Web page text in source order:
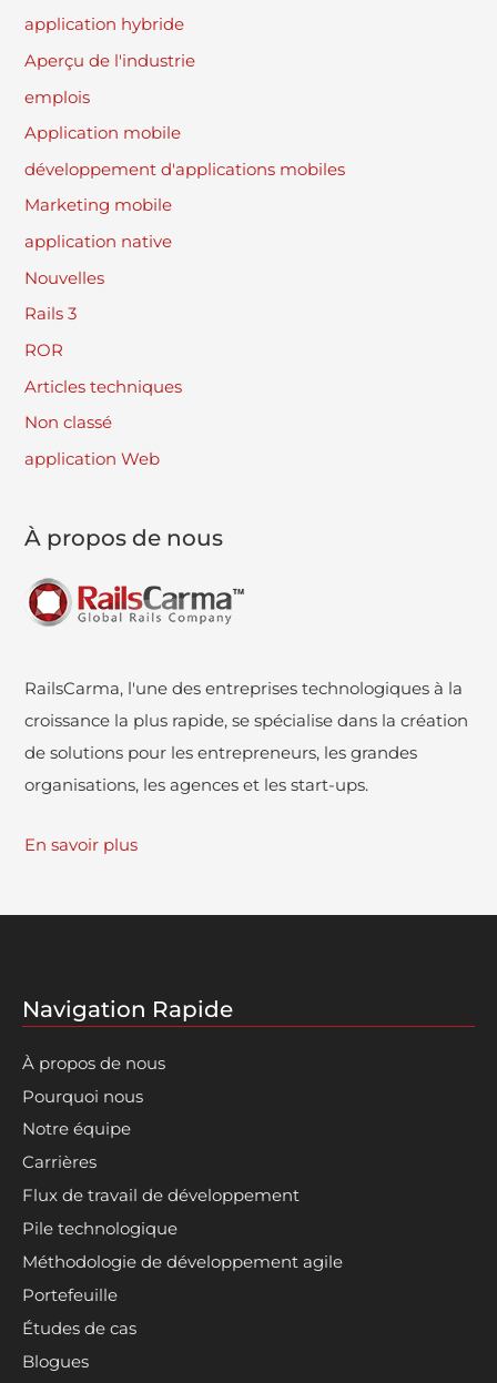
application hybride
Aperçu de l'industrie
emplois
Application mobile
développement d'applications mobiles
Marketing mobile
application native
Nouvelles
Rails 3
ROR
Articles techniques
Non classé
application Web
À propos de nous
RailsCarma, l'une des entreprises technologiques à la
croissance la plus rapide, se spécialise dans la création
de solutions pour les entrepreneurs, les grandes
organisations, les agences et les start-ups.
En savoir plus
Navigation Rapide
À propos de nous
Pourquoi nous
Notre équipe
Carrières
Flux de travail de développement
Pile technologique
Méthodologie de développement agile
Portefeuille
Études de cas
Blogues